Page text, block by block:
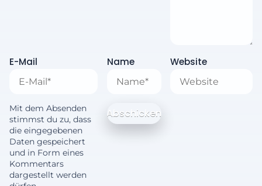
E-Mail Name Website
Mit dem Absenden
stimmst du zu, dass
die eingegebenen
Daten gespeichert
und in Form eines
Kommentars
dargestellt werden